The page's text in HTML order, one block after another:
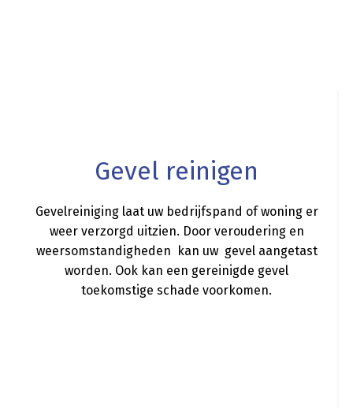
Gevel reinigen
Gevelreiniging laat uw bedrijfspand of woning er
weer verzorgd uitzien. Door veroudering en
weersomstandigheden kan uw gevel aangetast
worden. Ook kan een gereinigde gevel
toekomstige schade voorkomen.